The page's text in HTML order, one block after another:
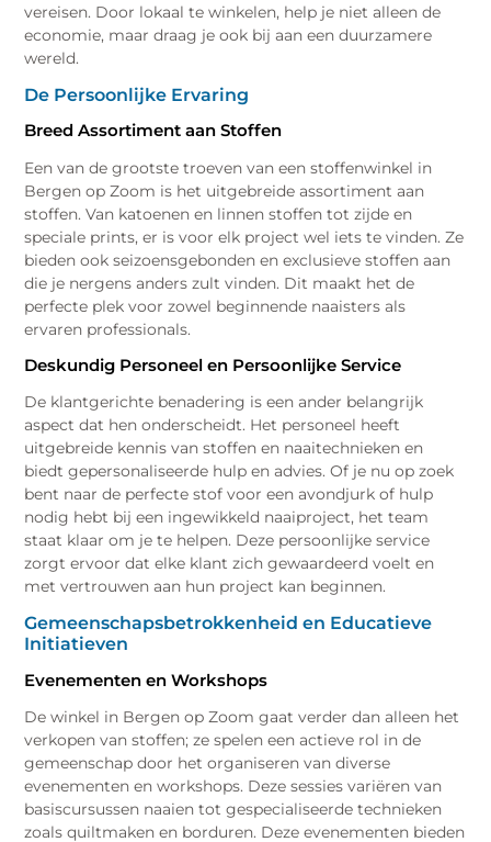
vereisen. Door lokaal te winkelen, help je niet alleen de
economie, maar draag je ook bij aan een duurzamere
wereld.
De Persoonlijke Ervaring
Breed Assortiment aan Stoffen
Een van de grootste troeven van een stoffenwinkel in
Bergen op Zoom is het uitgebreide assortiment aan
stoffen. Van katoenen en linnen stoffen tot zijde en
speciale prints, er is voor elk project wel iets te vinden. Ze
bieden ook seizoensgebonden en exclusieve stoffen aan
die je nergens anders zult vinden. Dit maakt het de
perfecte plek voor zowel beginnende naaisters als
ervaren professionals.
Deskundig Personeel en Persoonlijke Service
De klantgerichte benadering is een ander belangrijk
aspect dat hen onderscheidt. Het personeel heeft
uitgebreide kennis van stoffen en naaitechnieken en
biedt gepersonaliseerde hulp en advies. Of je nu op zoek
bent naar de perfecte stof voor een avondjurk of hulp
nodig hebt bij een ingewikkeld naaiproject, het team
staat klaar om je te helpen. Deze persoonlijke service
zorgt ervoor dat elke klant zich gewaardeerd voelt en
met vertrouwen aan hun project kan beginnen.
Gemeenschapsbetrokkenheid en Educatieve
Initiatieven
Evenementen en Workshops
De winkel in Bergen op Zoom gaat verder dan alleen het
verkopen van stoffen; ze spelen een actieve rol in de
gemeenschap door het organiseren van diverse
evenementen en workshops. Deze sessies variëren van
basiscursussen naaien tot gespecialiseerde technieken
zoals quiltmaken en borduren. Deze evenementen bieden